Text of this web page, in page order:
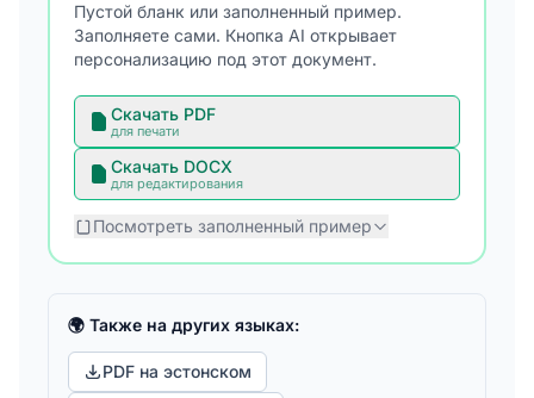
Пустой бланк или заполненный пример.
Заполняете сами. Кнопка AI открывает
персонализацию под этот документ.
Скачать PDF
для печати
Скачать DOCX
для редактирования
Посмотреть заполненный пример
🌍 Также на других языках:
PDF на эстонском